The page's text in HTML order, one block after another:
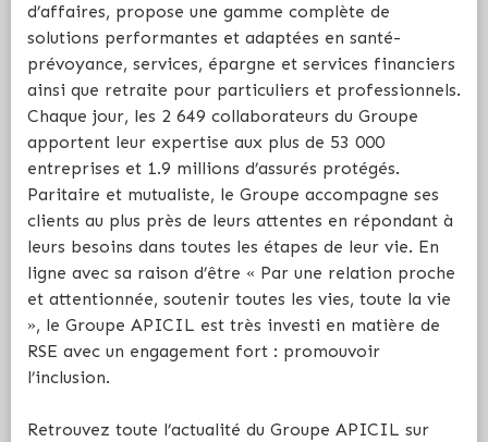
d’affaires, propose une gamme complète de
solutions performantes et adaptées en santé-
prévoyance, services, épargne et services financiers
ainsi que retraite pour particuliers et professionnels.
Chaque jour, les 2 649 collaborateurs du Groupe
apportent leur expertise aux plus de 53 000
entreprises et 1.9 millions d’assurés protégés.
Paritaire et mutualiste, le Groupe accompagne ses
clients au plus près de leurs attentes en répondant à
leurs besoins dans toutes les étapes de leur vie. En
ligne avec sa raison d’être « Par une relation proche
et attentionnée, soutenir toutes les vies, toute la vie
», le Groupe APICIL est très investi en matière de
RSE avec un engagement fort : promouvoir
l’inclusion.
Retrouvez toute l’actualité du Groupe APICIL sur